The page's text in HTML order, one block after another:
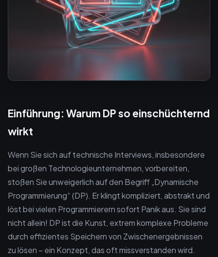
Einführung: Warum DP so einschüchternd
wirkt
Wenn Sie sich auf technische Interviews, insbesondere
bei großen Technologieunternehmen, vorbereiten,
stoßen Sie unweigerlich auf den Begriff „Dynamische
Programmierung“ (DP). Er klingt kompliziert, abstrakt und
löst bei vielen Programmierern sofort Panik aus. Sie sind
nicht allein! DP ist die Kunst, extrem komplexe Probleme
durch effizientes Speichern von Zwischenergebnissen
zu lösen – ein Konzept, das oft missverstanden wird.